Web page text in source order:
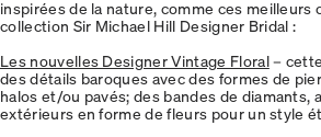
inspirées de la nature, comme ces meilleurs
collection Sir Michael Hill Designer Bridal :
Les nouvelles Designer Vintage Floral–
des détails baroques avec des formes de
halos et/ou pavés; des bandes de diamants,
extérieurs en forme de fleurs pour un style